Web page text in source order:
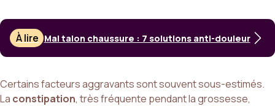
À lire Mal talon chaussure : 7 solutions anti-douleur
Certains facteurs aggravants sont souvent sous-estimés.
La constipation, très fréquente pendant la grossesse,